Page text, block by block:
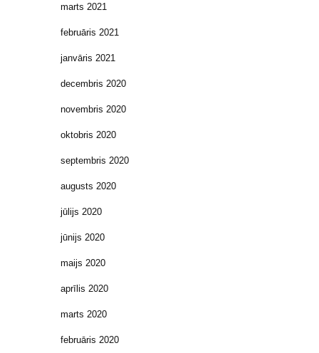
marts 2021
februāris 2021
janvāris 2021
decembris 2020
novembris 2020
oktobris 2020
septembris 2020
augusts 2020
jūlijs 2020
jūnijs 2020
maijs 2020
aprīlis 2020
marts 2020
februāris 2020